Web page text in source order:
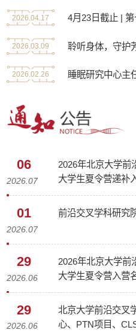
2026.04.17 4月23日截止 | 第七届
2026.03.09 聆听身体，守护芳华：前沿
2026.02.26 睡眠研究中心主任
06
2026.07
2026年北京大学前
大学生夏令营递补
01
2026.07
前沿交叉学科研究
29
2026.06
2026年北京大学前
大学生夏令营入营
29
2026.06
北京大学前沿交叉
心、PTN项目、